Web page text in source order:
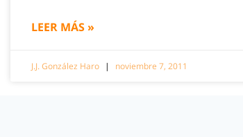
LEER MÁS »
J.J. González Haro noviembre 7, 2011